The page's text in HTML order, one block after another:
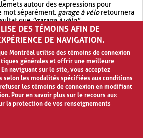
autour des expressions pour
mot séparément. garage à véloretournera
que"garage à vélo".
votre recherche avec OR.garage OR vélo
plus de résultat quegarage à vélo
DES TÉMOINS AFIN DE
DE NAVIGATION.
Montréal utilise des témoins de connexion
générales et offrir une meilleure
naviguant sur le site, vous acceptez
selon les modalités spécifiées aux conditions
les témoins de connexion en modifiant
Pour en savoir plus sur le recours aux
la protection de vos renseignements